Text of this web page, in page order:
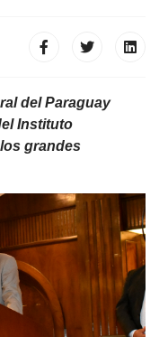
del Paraguay
Instituto
grandes